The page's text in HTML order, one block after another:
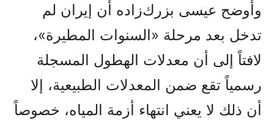
وأوضح عيسى بزرك‌زاده أن إيران لم
تدخل بعد مرحلة «السنوات المطيرة»،
لافتاً إلى أن معدلات الهطول المسجلة
رسمياً تقع ضمن المعدلات الطبيعية، إلا
أن ذلك لا يعني انتهاء أزمة المياه، خصوصاً